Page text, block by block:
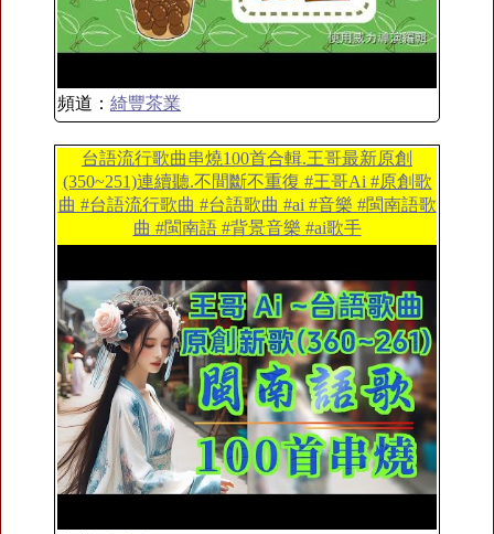
頻道： 綺豐茶業
台語流行歌曲串燒100首合輯.王哥最新原創
(350~251)連續聽.不間斷不重復 #王哥Ai #原創歌
曲 #台語流行歌曲 #台語歌曲 #ai #音樂 #閩南語歌
曲 #閩南語 #背景音樂 #ai歌手